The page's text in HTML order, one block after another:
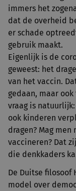
immers het
dat de overheid
er schade
gebruik maakt.
Eigenlijk is de
geweest: het
van het vaccin.
gedaan, maar
vraag is
ook kinderen
dragen? Mag
vaccineren? Dat
die denkkaders
De Duitse filosoof
model over